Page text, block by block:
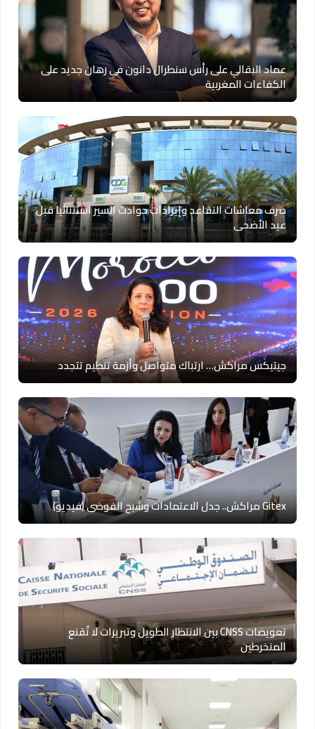
عماد البقالي على رأس سنطرال دانون في رهان جديد على
الكفاءات المغربية
صرف معاشات التقاعد وإيرادات حوادث السير استثنائيا قبل
عيد الأضحى
جيتيكس مراكش… ارتباك متواصل وأزمة تنظيم تتجدد
Gitex مراكش.. جدل الاعتمادات وشبح الفوضى (فيديو)
تعويضات CNSS بين الانتظار الطويل وتبريرات لا تُقنع
المنخرطين